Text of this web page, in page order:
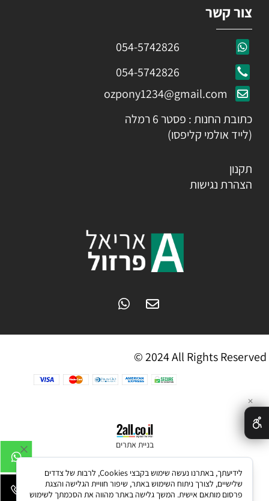
צור קשר
054-5742826
054-5742826
ozpony1234@gmail.com
כתובת החנות : פסטר 6 רמלה
(לייד אולמי קליפסו)
תקנון
הצהרת נגישות
© 2024 All Rights Reserved
בניית אתרים
✕
לידיעתך, באתרנו נעשה שימוש בקבצי Cookies, לרבות של צדדים
שלישיים, לצורך ניתוח השימוש באתר, שיפור חוויית הגלישה והצגת
פרסום מותאם אישית. המשך גלישה באתר מהווה את הסכמתך לשימוש